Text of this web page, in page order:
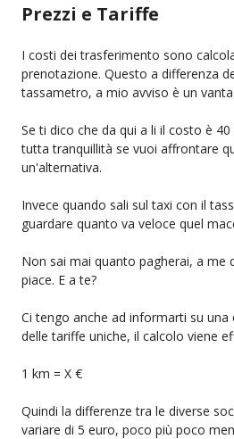
Prezzi e Tariffe
I costi dei trasferimento sono
prenotazione. Questo a differenza
tassametro, a mio avviso è un
Se ti dico che da qui a li il costo è
tutta tranquillità se vuoi affrontare
un'alternativa.
Invece quando sali sul taxi con il
guardare quanto va veloce quel
Non sai mai quanto pagherai, a me
piace. E a te?
Ci tengo anche ad informarti su
delle tariffe uniche, il calcolo viene
1 km = X €
Quindi la differenze tra le diverse
variare di 5 euro, poco più poco